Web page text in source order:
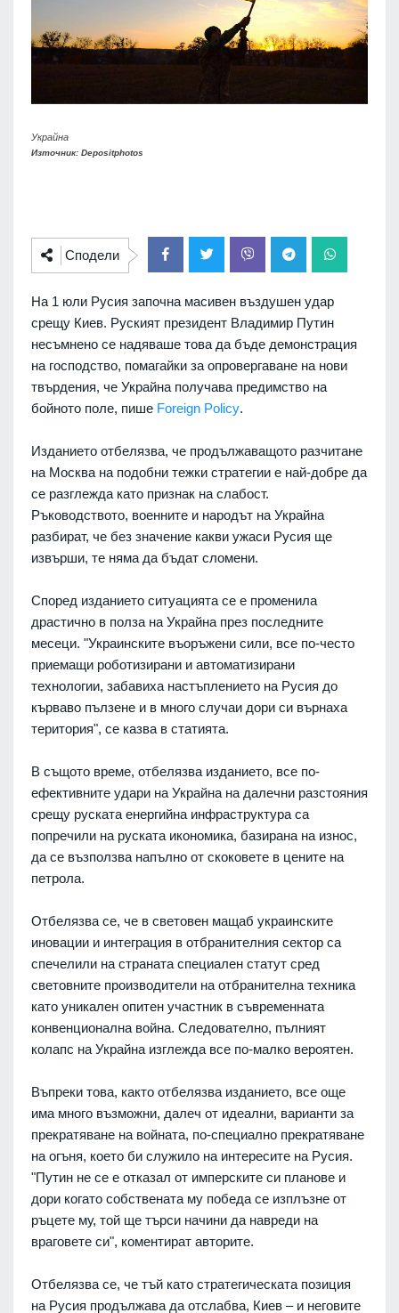
Украйна
Източник: Depositphotos
Сподели
На 1 юли Русия започна масивен въздушен удар
срещу Киев. Руският президент Владимир Путин
несъмнено се надяваше това да бъде демонстрация
на господство, помагайки за опровергаване на нови
твърдения, че Украйна получава предимство на
бойното поле, пише Foreign Policy.
Изданието отбелязва, че продължаващото разчитане
на Москва на подобни тежки стратегии е най-добре да
се разглежда като признак на слабост.
Ръководството, военните и народът на Украйна
разбират, че без значение какви ужаси Русия ще
извърши, те няма да бъдат сломени.
Според изданието ситуацията се е променила
драстично в полза на Украйна през последните
месеци. "Украинските въоръжени сили, все по-често
приемащи роботизирани и автоматизирани
технологии, забавиха настъплението на Русия до
кърваво пълзене и в много случаи дори си върнаха
територия", се казва в статията.
В същото време, отбелязва изданието, все по-
ефективните удари на Украйна на далечни разстояния
срещу руската енергийна инфраструктура са
попречили на руската икономика, базирана на износ,
да се възползва напълно от скоковете в цените на
петрола.
Отбелязва се, че в световен мащаб украинските
иновации и интеграция в отбранителния сектор са
спечелили на страната специален статут сред
световните производители на отбранителна техника
като уникален опитен участник в съвременната
конвенционална война. Следователно, пълният
колапс на Украйна изглежда все по-малко вероятен.
Въпреки това, както отбелязва изданието, все още
има много възможни, далеч от идеални, варианти за
прекратяване на войната, по-специално прекратяване
на огъня, което би служило на интересите на Русия.
"Путин не се е отказал от имперските си планове и
дори когато собствената му победа се изплъзне от
ръцете му, той ще търси начини да навреди на
враговете си", коментират авторите.
Отбелязва се, че тъй като стратегическата позиция
на Русия продължава да отслабва, Киев – и неговите